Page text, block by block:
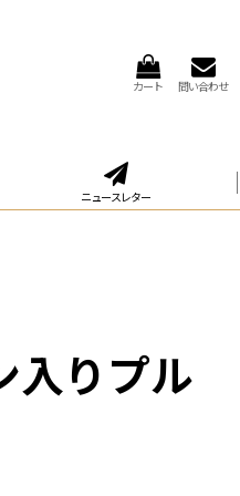
カート 問い合わせ
ニュースレター
入りプル